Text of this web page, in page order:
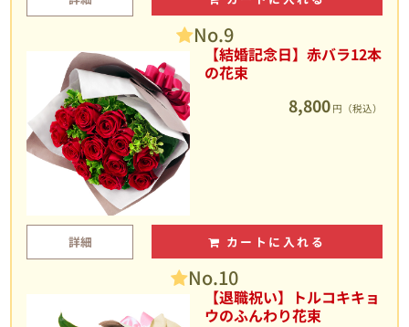
No.9
【結婚記念日】赤バラ12本
の花束
8,800 円（税込）
詳細 カートに入れる
No.10
【退職祝い】トルコキキョ
ウのふんわり花束